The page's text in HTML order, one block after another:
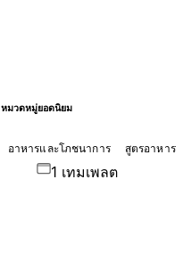
หมวดหมู่ยอดนิยม
อาหารและโภชนาการ สูตรอาหาร
1 เทมเพลต